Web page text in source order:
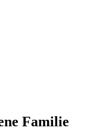
Familie